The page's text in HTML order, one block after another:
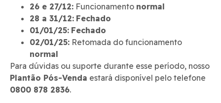
26 e 27/12: Funcionamento normal
28 a 31/12: Fechado
01/01/25: Fechado
02/01/25: Retomada do funcionamento
normal
Para dúvidas ou suporte durante esse período, nosso
Plantão Pós-Venda estará disponível pelo telefone
0800 878 2836.